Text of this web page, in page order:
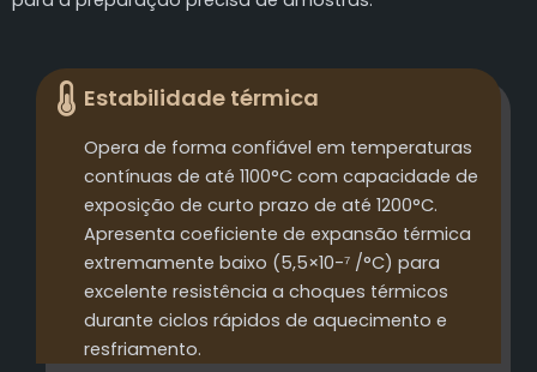
Estabilidade térmica
Opera de forma confiável em temperaturas
contínuas de até 1100°C com capacidade de
exposição de curto prazo de até 1200°C.
Apresenta coeficiente de expansão térmica
extremamente baixo (5,5×10-⁷ /°C) para
excelente resistência a choques térmicos
durante ciclos rápidos de aquecimento e
resfriamento.